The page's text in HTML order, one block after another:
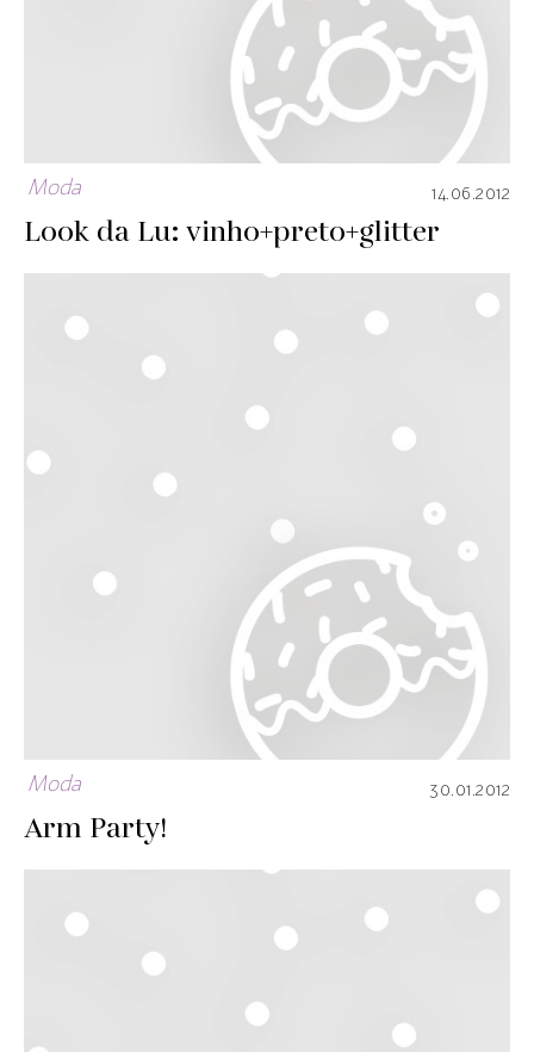
Moda 14.06.2012
Look da Lu: vinho+preto+glitter
Moda 30.01.2012
Arm Party!